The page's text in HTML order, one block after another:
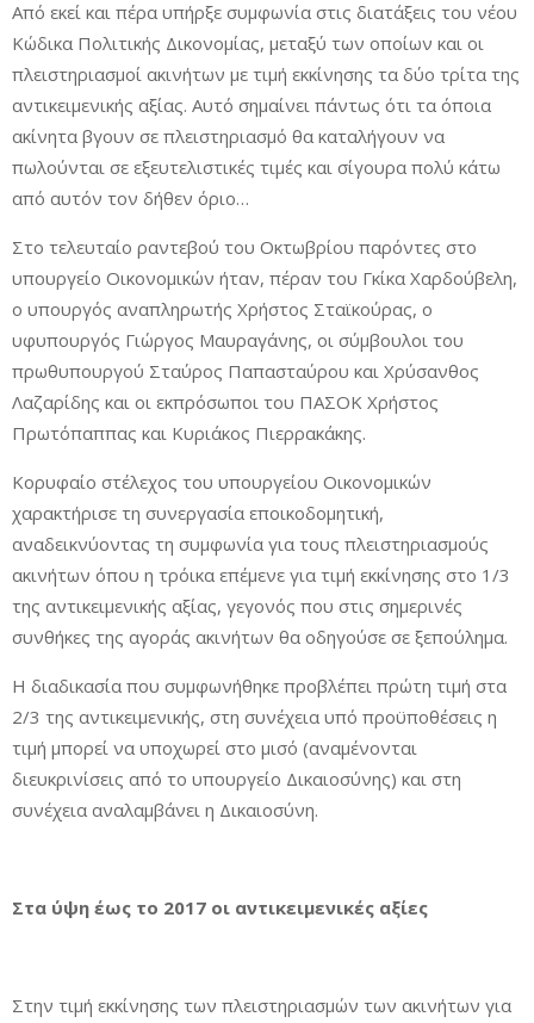
Από εκεί και πέρα υπήρξε συμφωνία στις διατάξεις του νέου
Κώδικα Πολιτικής Δικονομίας, μεταξύ των οποίων και οι
πλειστηριασμοί ακινήτων με τιμή εκκίνησης τα δύο τρίτα της
αντικειμενικής αξίας. Αυτό σημαίνει πάντως ότι τα όποια
ακίνητα βγουν σε πλειστηριασμό θα καταλήγουν να
πωλούνται σε εξευτελιστικές τιμές και σίγουρα πολύ κάτω
από αυτόν τον δήθεν όριο…
Στο τελευταίο ραντεβού του Οκτωβρίου παρόντες στο
υπουργείο Οικονομικών ήταν, πέραν του Γκίκα Χαρδούβελη,
ο υπουργός αναπληρωτής Χρήστος Σταϊκούρας, ο
υφυπουργός Γιώργος Μαυραγάνης, οι σύμβουλοι του
πρωθυπουργού Σταύρος Παπασταύρου και Χρύσανθος
Λαζαρίδης και οι εκπρόσωποι του ΠΑΣΟΚ Χρήστος
Πρωτόπαππας και Κυριάκος Πιερρακάκης.
Κορυφαίο στέλεχος του υπουργείου Οικονομικών
χαρακτήρισε τη συνεργασία εποικοδομητική,
αναδεικνύοντας τη συμφωνία για τους πλειστηριασμούς
ακινήτων όπου η τρόικα επέμενε για τιμή εκκίνησης στο 1/3
της αντικειμενικής αξίας, γεγονός που στις σημερινές
συνθήκες της αγοράς ακινήτων θα οδηγούσε σε ξεπούλημα.
Η διαδικασία που συμφωνήθηκε προβλέπει πρώτη τιμή στα
2/3 της αντικειμενικής, στη συνέχεια υπό προϋποθέσεις η
τιμή μπορεί να υποχωρεί στο μισό (αναμένονται
διευκρινίσεις από το υπουργείο Δικαιοσύνης) και στη
συνέχεια αναλαμβάνει η Δικαιοσύνη.
Στα ύψη έως το 2017 οι αντικειμενικές αξίες
Στην τιμή εκκίνησης των πλειστηριασμών των ακινήτων για